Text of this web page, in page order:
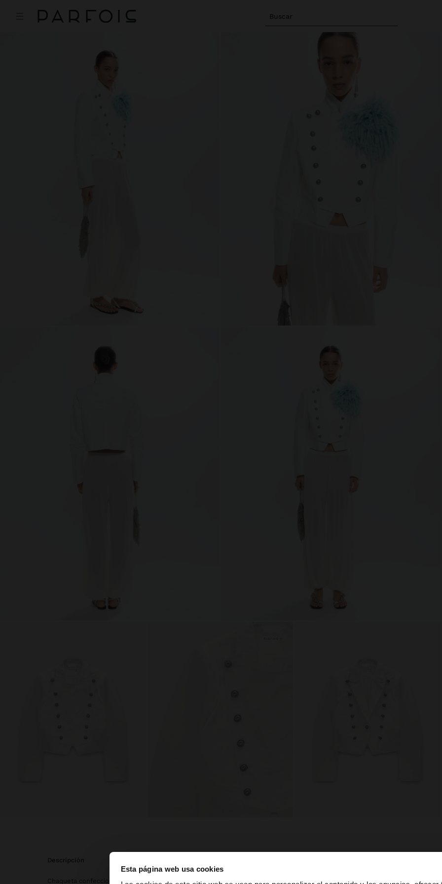
Esta página web usa cookies
Buscar
descripción
Chaqueta confeccionada con mezcla de seda. Detalle de botones
Forro: 55% Poliéster, 45% Viscosa